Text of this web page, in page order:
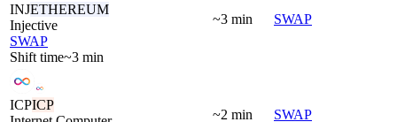
INJETHEREUM
Injective
SWAP
Shift time~3 min
~3 min SWAP
ICPICP
~2 min SWAP